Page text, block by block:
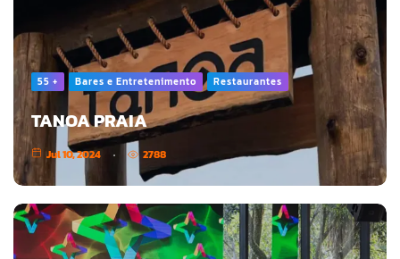
55 + Bares e Entretenimento Restaurantes
TANOA PRAIA
Jul 10, 2024 2788